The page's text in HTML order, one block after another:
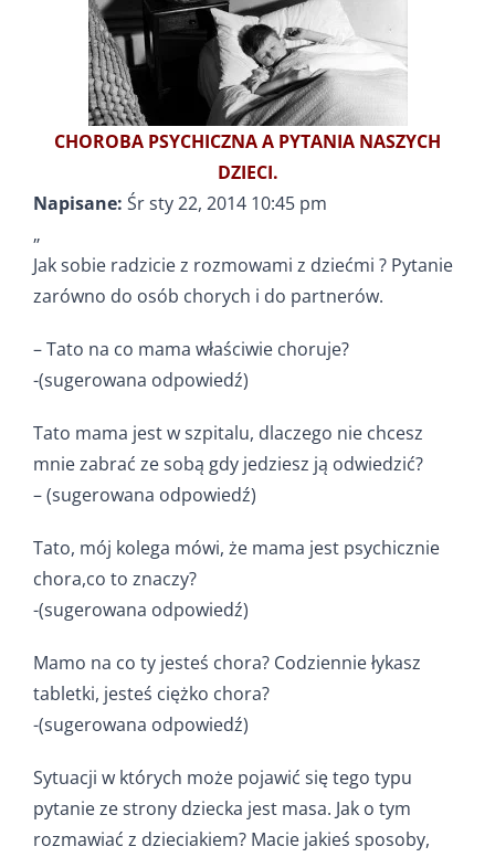
CHOROBA PSYCHICZNA A PYTANIA NASZYCH
DZIECI.
Napisane: Śr sty 22, 2014 10:45 pm
„
Jak sobie radzicie z rozmowami z dziećmi ? Pytanie
zarówno do osób chorych i do partnerów.
– Tato na co mama właściwie choruje?
-(sugerowana odpowiedź)
Tato mama jest w szpitalu, dlaczego nie chcesz
mnie zabrać ze sobą gdy jedziesz ją odwiedzić?
– (sugerowana odpowiedź)
Tato, mój kolega mówi, że mama jest psychicznie
chora,co to znaczy?
-(sugerowana odpowiedź)
Mamo na co ty jesteś chora? Codziennie łykasz
tabletki, jesteś ciężko chora?
-(sugerowana odpowiedź)
Sytuacji w których może pojawić się tego typu
pytanie ze strony dziecka jest masa. Jak o tym
rozmawiać z dzieciakiem? Macie jakieś sposoby,